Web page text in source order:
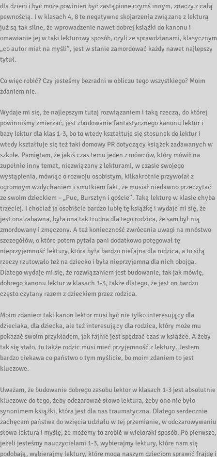
dla dzieci i być może powinien być zastąpione czymś innym, znaczy z całą
pewnością. I w klasach 4, 8 te negatywne skojarzenia związane z lekturą
już są tak silne, że wprowadzenie nawet dobrej książki do kanonu i
omawianie jej w taki lekturowy sposób, czyli ze sprawdzianami, klasycznym
„co autor miał na myśli”, jest w stanie zamordować każdy nawet najlepszy
tytuł.
Co więc robić? Czy jesteśmy bezradni w obliczu tego wszystkiego? Moim
zdaniem nie.
Wydaje mi się, że najlepszym tutaj rozwiązaniem i taką rzeczą, do której
powinniśmy zmierzać, jest zbudowanie fantastycznego kanonu lektur i
bazy lektur dla klas 1-3, bo to wtedy kształtuje się stosunek do lektur i
wtedy kształtuje się też taki domowy PR dotyczący książek zadawanych w
szkole. Pamiętam, że jakiś czas temu jeden z mówców, który mówił na
zupełnie inny temat, niezwiązany z lekturami, w czasie swojego
wystąpienia, mówiąc o rozwoju osobistym, kilkakrotnie przywołał z
ogromnym wzdychaniem i smutkiem fakt, że musiał niedawno przeczytać
ze swoim dzieckiem – „Puc, Bursztyn i goście”. Taką lekturę w klasie chyba
trzeciej. I chociaż ja osobiście bardzo lubię tę książkę i wydaje mi się, że
jest ona zabawna, była ona tak trudna dla tego rodzica, że sam był nią
zmordowany i zmęczony. A też konieczność zwrócenia uwagi na mnóstwo
szczegółów, o które potem pytała pani dodatkowo potęgował tę
nieprzyjemność lektury, która była bardzo niefajna dla rodzica, a to siłą
rzeczy rzutowało też na dziecko i była nieprzyjemna dla nich obojga.
Dlatego wydaje mi się, że rozwiązaniem jest budowanie, tak jak mówię,
dobrego kanonu lektur w klasach 1-3, także dlatego, że jest on bardzo
często czytany razem z dzieckiem przez rodzica.
Moim zdaniem taki kanon lektor musi być nie tylko interesujący dla
dzieciaka, dla dziecka, ale też interesujący dla rodzica, który może mu
pokazać swoim przykładem, jak fajnie jest spędzać czas w książce. A żeby
tak się stało, to także rodzic musi mieć przyjemność z lektury. Jestem
bardzo ciekawa co państwo o tym myślicie, bo moim zdaniem to jest
kluczowe.
Uważam, że budowanie dobrego zasobu lektor w klasach 1-3 jest absolutnie
kluczowe do tego, żeby odczarować słowo lektura, żeby ono nie było
synonimem książki, która jest dla nas traumatyczna. Dlatego serdecznie
zachęcam państwa do wzięcia udziału w tej przemianie, w odczarowywaniu
słowa lektura i myślę, że możemy to zrobić w wieloraki sposób. Po pierwsze,
jeżeli jesteśmy nauczycielami 1-3, wybierajmy lektury, które nam się
podobają, wybierajmy lektury, które mogą naszym dzieciom sprawić frajdę i